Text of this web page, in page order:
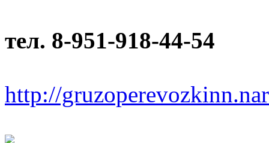
тел. 8-951-918-44-54
http://